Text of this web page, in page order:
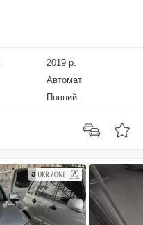
2019 р.
Автомат
Повний